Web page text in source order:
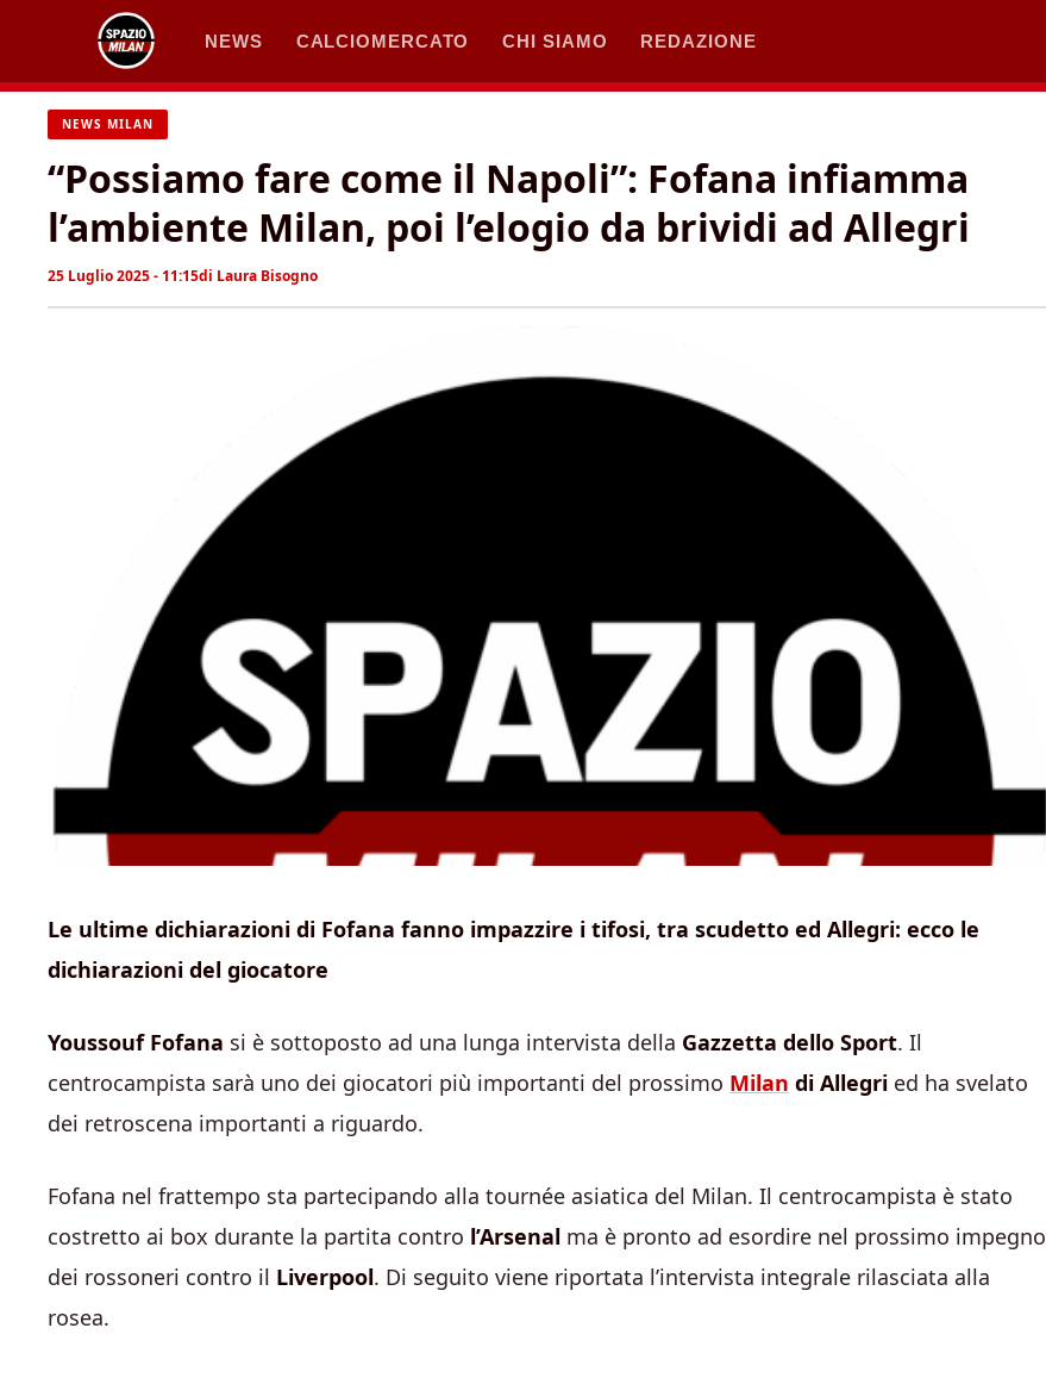
contenuto
NEWS CALCIOMERCATO CHI SIAMO REDAZIONE
NEWS MILAN
“Possiamo fare come il Napoli”: Fofana infiamma
l’ambiente Milan, poi l’elogio da brividi ad Allegri
25 Luglio 2025 - 11:15di Laura Bisogno
Le ultime dichiarazioni di Fofana fanno impazzire i tifosi, tra scudetto ed Allegri: ecco le
dichiarazioni del giocatore
Youssouf Fofana si è sottoposto ad una lunga intervista della Gazzetta dello Sport. Il
centrocampista sarà uno dei giocatori più importanti del prossimo Milan di Allegri ed ha svelato
dei retroscena importanti a riguardo.
Fofana nel frattempo sta partecipando alla tournée asiatica del Milan. Il centrocampista è stato
costretto ai box durante la partita contro l’Arsenal ma è pronto ad esordire nel prossimo impegno
dei rossoneri contro il Liverpool. Di seguito viene riportata l’intervista integrale rilasciata alla
rosea.